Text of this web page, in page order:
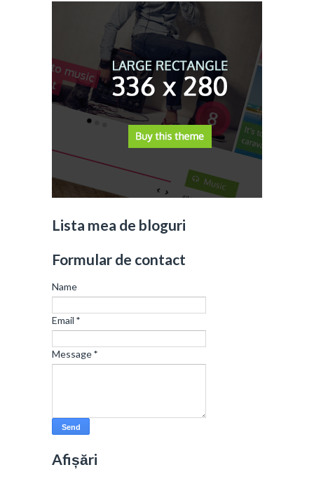
Lista mea de bloguri
Formular de contact
Name
Email *
Message*
Afișări